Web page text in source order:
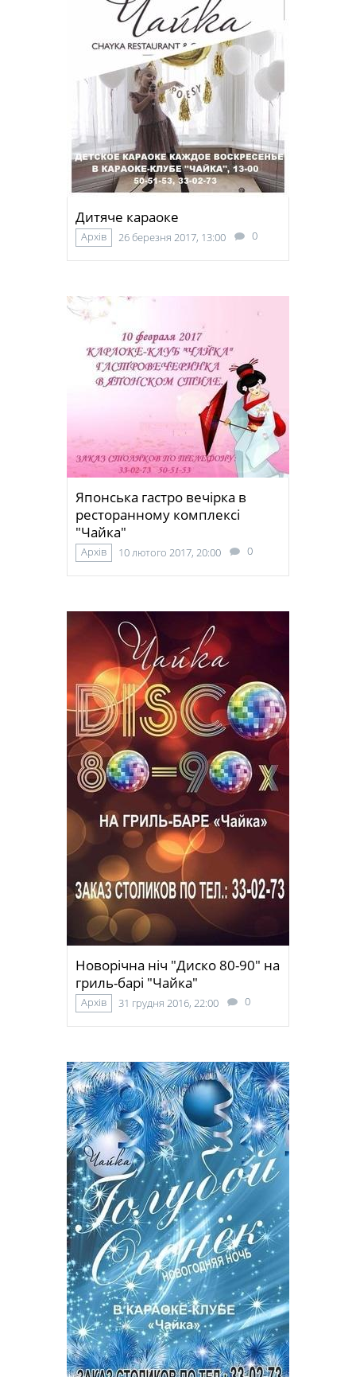
Дитяче караоке
Архів 26 березня 2017, 13:00 0
Японська гастро вечірка в
ресторанному комплексі
"Чайка"
Архів 10 лютого 2017, 20:00 0
Новорічна ніч "Диско 80-90" на
гриль-барі "Чайка"
Архів 31 грудня 2016, 22:00 0